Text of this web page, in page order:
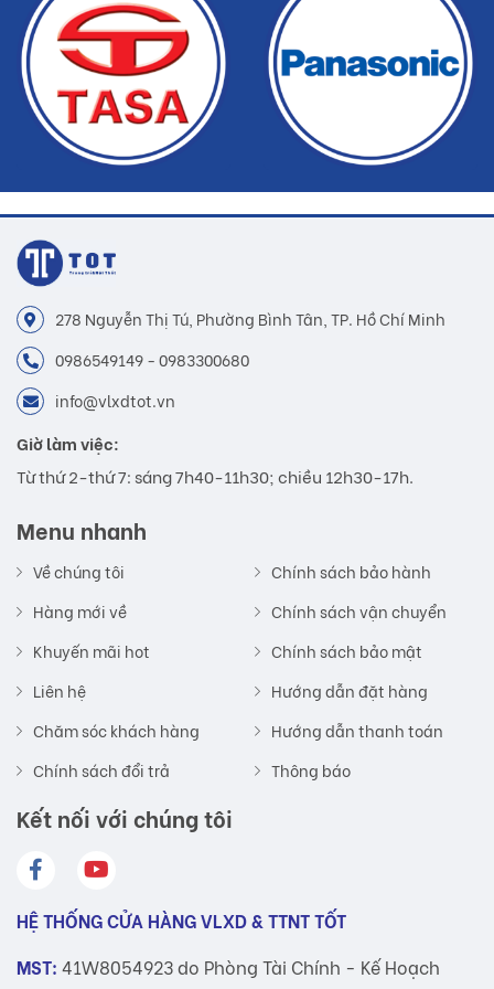
Buildshop cam kết:
Gạch giả gỗ mà Buildshop bán là sản phẩm chính
hãng.
Hoàn tiền nếu phát hiện hàng giả, hàng nhái.
278 Nguyễn Thị Tú, Phường Bình Tân, TP. Hồ Chí Minh
0986549149 - 0983300680
info@vlxdtot.vn
Giờ làm việc:
Từ thứ 2-thứ 7: sáng 7h40-11h30; chiều 12h30-17h.
Menu nhanh
Về chúng tôi
Hàng mới về
Khuyến mãi hot
Liên hệ
Chăm sóc khách hàng
Chính sách đổi trả
Chính sách bảo hành
Chính sách vận chuyển
Chính sách bảo mật
Hướng dẫn đặt hàng
Hướng dẫn thanh toán
Thông báo
Kết nối với chúng tôi
HỆ THỐNG CỬA HÀNG VLXD & TTNT TỐT
MST: 41W8054923 do Phòng Tài Chính - Kế Hoạch